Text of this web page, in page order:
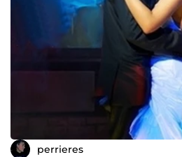
perrieres